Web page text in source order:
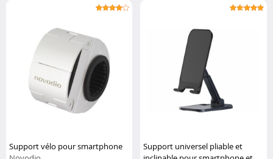
Support vélo pour smartphone
Support universel pliable et